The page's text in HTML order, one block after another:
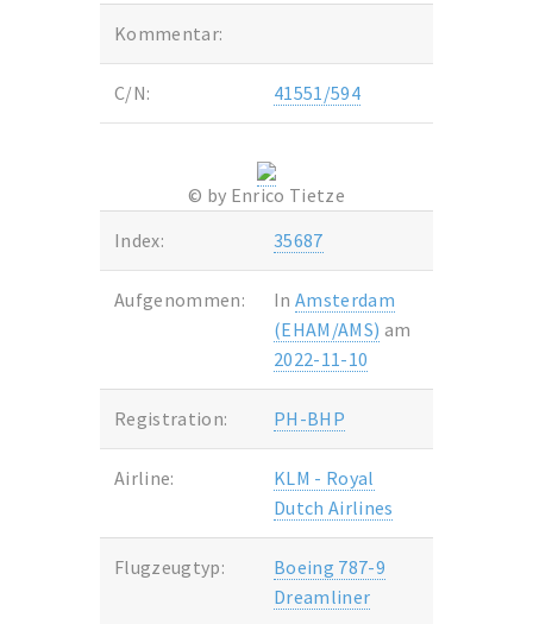
Kommentar:
C/N: 41551/594
© by Enrico Tietze
Index:
35687
Aufgenommen: In Amsterdam
(EHAM/AMS) am
2022-11-10
Registration: PH-BHP
Airline:
KLM - Royal
Dutch Airlines
Flugzeugtyp:
Boeing 787-9
Dreamliner